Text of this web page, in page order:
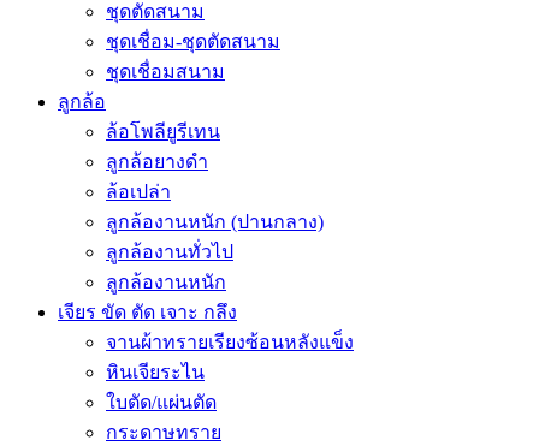
ชุดตัดสนาม
ชุดเชื่อม-ชุดตัดสนาม
ชุดเชื่อมสนาม
ลูกล้อ
ล้อโพลียูรีเทน
ลูกล้อยางดำ
ล้อเปล่า
ลูกล้องานหนัก (ปานกลาง)
ลูกล้องานทั่วไป
ลูกล้องานหนัก
เจียร ขัด ตัด เจาะ กลึง
จานผ้าทรายเรียงซ้อนหลังแข็ง
หินเจียระไน
ใบตัด/แผ่นตัด
กระดาษทราย